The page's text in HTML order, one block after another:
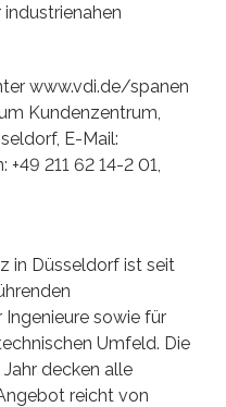
www.vdi.de/spanen
Kundenzentrum,
E-Mail:
211 62 14-2 01,
in Düsseldorf ist seit
sowie für
Umfeld. Die
decken alle
reicht von